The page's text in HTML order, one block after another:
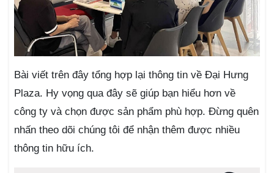
Bài viết trên đây tổng hợp lại thông tin về Đại Hưng
Plaza. Hy vọng qua đây sẽ giúp bạn hiểu hơn về
công ty và chọn được sản phẩm phù hợp. Đừng quên
nhấn theo dõi chúng tôi để nhận thêm được nhiều
thông tin hữu ích.